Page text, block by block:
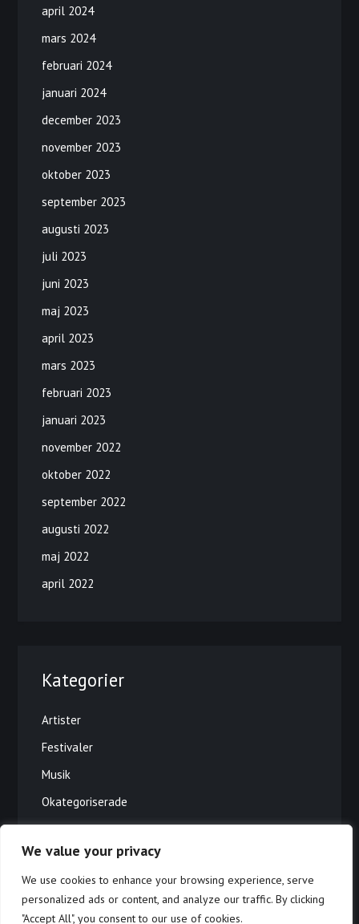
We value your privacy
We use cookies to enhance your browsing experience, serve
personalized ads or content, and analyze our traffic. By clicking
"Accept All", you consent to our use of cookies.
april 2024
mars 2024
februari 2024
januari 2024
december 2023
november 2023
oktober 2023
september 2023
augusti 2023
juli 2023
juni 2023
maj 2023
april 2023
mars 2023
februari 2023
januari 2023
november 2022
oktober 2022
september 2022
augusti 2022
maj 2022
april 2022
Kategorier
Artister
Festivaler
Musik
Okategoriserade
Tester
Tips
Vip-biljetter